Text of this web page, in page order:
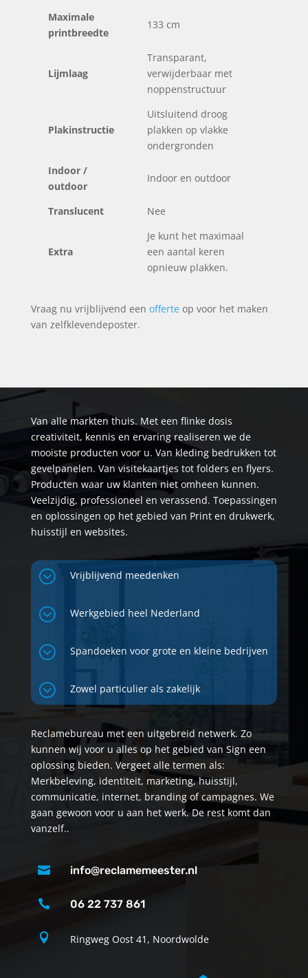
Maximale
printbreedte
133 cm
Lijmlaag
Transparant,
verwijderbaar met
noppenstructuur
Plakinstructie
Uitsluitend droog
plakken op vlakke
ondergronden
Indoor /
outdoor
Indoor en outdoor
Translucent Nee
Extra
Je kunt het maximaal
een aantal keren
opnieuw plakken.
Vraag nu vrijblijvend een offerteop voor het maken
van zelfklevendeposter.
Van alle markten thuis. Met een flinke dosis
creativiteit, kennis en ervaring realiseren we de
mooiste producten voor u. Van kleding bedrukken tot
gevelpanelen. Van visitekaartjes tot folders en flyers.
Producten waar uw klanten niet omheen kunnen.
Veelzijdig, professioneel en verassend. Toepassingen
en oplossingen op het gebied van Print en drukwerk,
huisstijl en websites.
; Vrijblijvend meedenken
; Werkgebied heel Nederland
; Spandoeken voor grote en kleine bedrijven
; Zowel particulier als zakelijk
Reclamebureau met een uitgebreid netwerk. Zo
kunnen wij voor u alles op het gebied van Sign een
oplossing bieden. Vergeet alle termen als:
Merkbeleving, identiteit, marketing, huisstijl,
communicatie, internet, branding of campagnes. We
gaan gewoon voor u aan het werk. De rest komt dan
vanzelf..
 info@reclamemeester.nl
 06 22 737 861
 Ringweg Oost 41, Noordwolde